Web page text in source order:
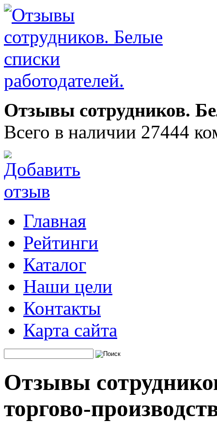
Отзывы сотрудников.
Всего в наличии 27444
Главная
Рейтинги
Каталог
Наши цели
Контакты
Карта сайта
Отзывы
торгово-